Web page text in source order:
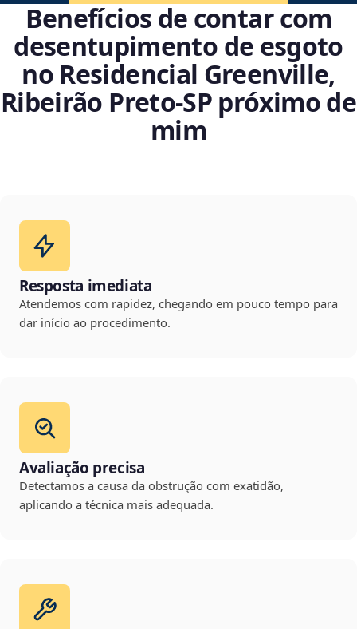
Benefícios de contar com
desentupimento de esgoto
no Residencial Greenville,
Ribeirão Preto‑SP próximo de
mim
Resposta imediata
Atendemos com rapidez, chegando em pouco tempo para
dar início ao procedimento.
Avaliação precisa
Detectamos a causa da obstrução com exatidão,
aplicando a técnica mais adequada.